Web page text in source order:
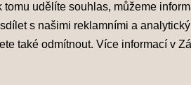
tomu udělíte souhlas, můžeme
s našimi reklamními a
také odmítnout. Více informací v